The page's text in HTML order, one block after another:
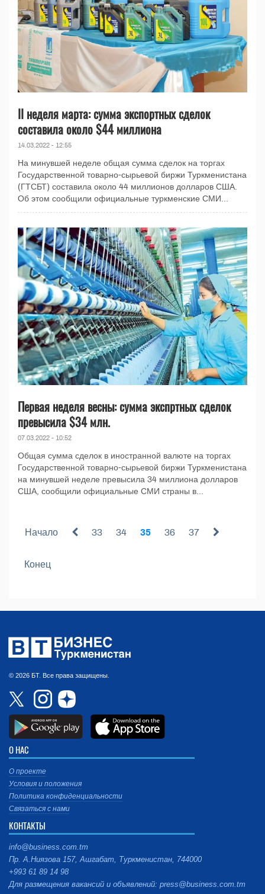
II неделя марта: сумма экспортных сделок
составила около $44 миллиона
14.03.2022 - 12:55
На минувшей неделе общая сумма сделок на торгах
Государственной товарно-сырьевой биржи Туркменистана
(ГТСБТ) составила около 44 миллионов долларов США.
Об этом сообщили официальные туркменские СМИ...
Первая неделя весны: сумма экспртных сделок
превысила $34 млн.
07.03.2022 - 10:52
Общая сумма сделок в иностранной валюте на торгах
Государственной товарно-сырьевой биржи Туркменистана
на минувшей неделе превысила 34 миллиона долларов
США, сообщили официальные СМИ страны в...
Начало 33 34 35 36 37
Конец
© 2026 БТ. Все права защищены.
О НАС
О проекте
Условия и положения
Политика конфиденциальности
Связаться с нами
КОНТАКТЫ
info@business.com.tm
Пр. А.Ниязова 157, Ашгабат, Туркменистан, 744000
+993 61 89 14 98
Для размещения вакансий и объявлений: press@business.com.tm